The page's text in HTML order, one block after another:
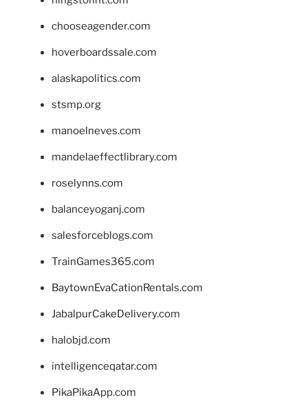
chooseagender.com
hoverboardssale.com
alaskapolitics.com
stsmp.org
manoelneves.com
mandelaeffectlibrary.com
roselynns.com
balanceyoganj.com
salesforceblogs.com
TrainGames365.com
BaytownEvaCationRentals.com
JabalpurCakeDelivery.com
halobjd.com
intelligenceqatar.com
PikaPikaApp.com